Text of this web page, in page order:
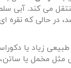
می کند. آبی
در حالی که نقره
زیاد یا
مخمل یا ساتن،